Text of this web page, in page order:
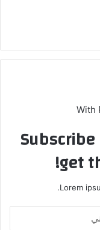
With
get
Lorem